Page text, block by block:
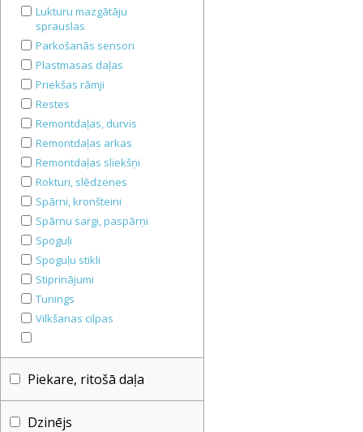
Lukturu mazgātāju
sprauslas
Parkošanās sensori
Plastmasas daļas
Priekšas rāmji
Restes
Remontdaļas, durvis
Remontdaļas arkas
Remontdaļas sliekšņi
Rokturi, slēdzenes
Spārni, kronšteini
Spārnu sargi, paspārņi
Spoguļi
Spoguļu stikli
Stiprinājumi
Tunings
Vilkšanas cilpas
Piekare, ritošā daļa
Dzinējs